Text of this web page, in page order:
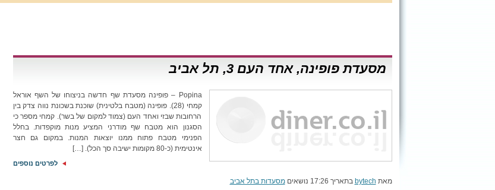
מסעדת פופינה, אחד העם 3, תל אביב
Popina – פופינה מסעדת שף חדשה בניצוחו של השף אוראל
קמחי (28). פופינה (מטבח בלטינית) שוכנת בשכונת נווה צדק בין
הרחובות שבזי ואחד העם (צמוד למקום של בשר). קמחי מספר כי
הסגנון הוא מטבח שף מודרני המציע מנות מוקפדות. בחלל
הפנימי מטבח פתוח ממנו יוצאות המנות. במקום גם חצר
אינטימית (כ-80 מקומות ישיבה סך הכל). […]
לפרטים נוספים
מאת bytech בתאריך 17:26 נושאים מסעדות בתל אביב